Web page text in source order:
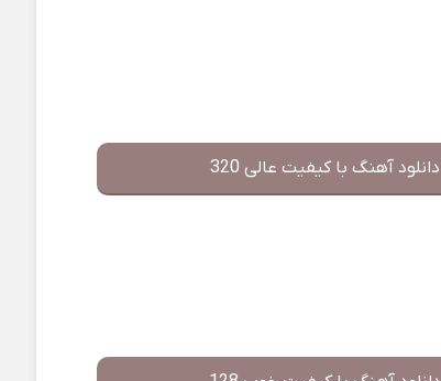
دانلود آهنگ با کیفیت عالی 320